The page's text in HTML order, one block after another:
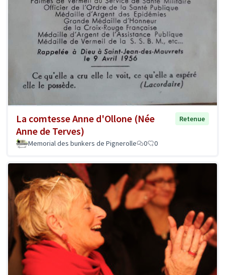
La comtesse Anne d'Ollone (Née
Anne de Terves)
Retenue
Memorial des bunkers de Pignerolle 0 0